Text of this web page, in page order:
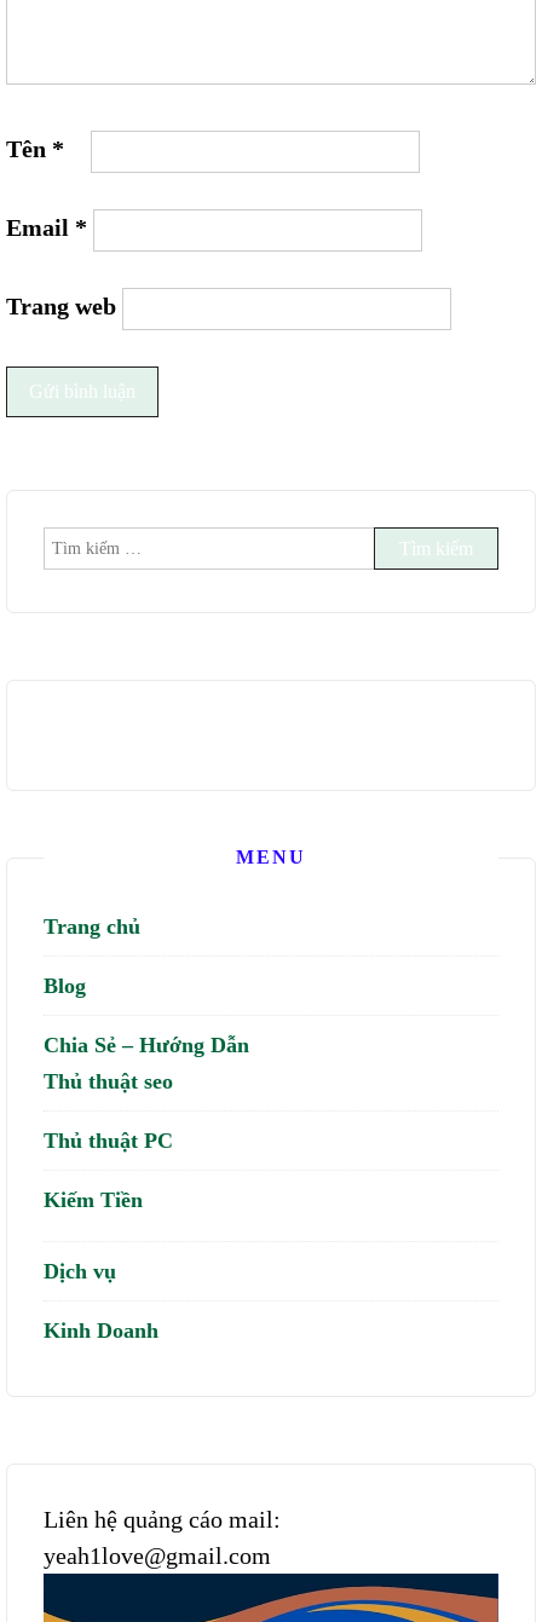
Tên *
Email *
Trang web
Tìm
MENU
Trang chủ
Blog
Chia Sẻ – Hướng Dẫn
Thủ thuật seo
Thủ thuật PC
Kiếm Tiền
Dịch vụ
Kinh Doanh
Liên hệ quảng cáo mail:
yeah1love@gmail.com